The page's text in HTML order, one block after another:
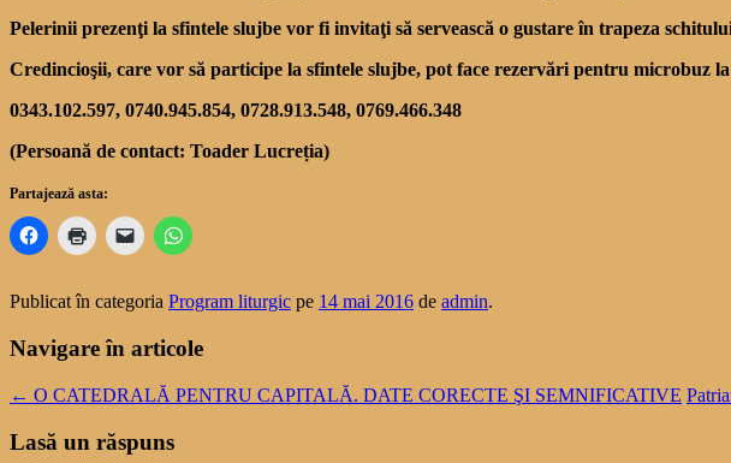
Pelerinii prezenţi la sfintele slujbe vor fi invitaţi să servească o gustare în trapeza
Credincioşii, care vor să participe la sfintele slujbe, pot face rezervări pentru microbuz
0343.102.597, 0740.945.854, 0728.913.548, 0769.466.348
(Persoană de contact: Toader Lucreția)
Partajează asta:
Publicat în categoria Program liturgic pe 14 mai 2016 de admin.
Navigare în articole
← O CATEDRALĂ PENTRU CAPITALĂ. DATE CORECTE ŞI SEMNIFICATIVE
Lasă un răspuns